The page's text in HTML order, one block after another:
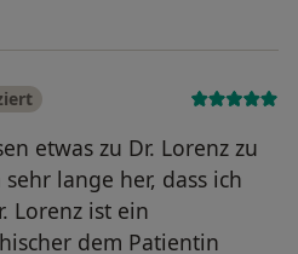
etwas zu Dr. Lorenz zu
lange her, dass ich
Lorenz ist ein
dem Patientin